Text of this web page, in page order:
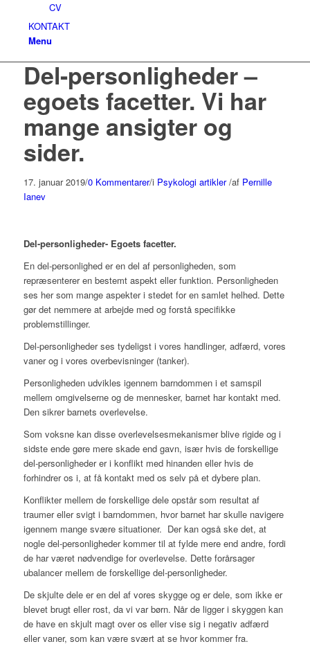
CV
KONTAKT
Menu
Del-personligheder –
egoets facetter. Vi har
mange ansigter og
sider.
17. januar 2019/0 Kommentarer/i Psykologi artikler /af Pernille
Ianev
Del-personligheder- Egoets facetter.
En del-personlighed er en del af personligheden, som
repræsenterer en bestemt aspekt eller funktion. Personligheden
ses her som mange aspekter i stedet for en samlet helhed. Dette
gør det nemmere at arbejde med og forstå specifikke
problemstillinger.
Del-personligheder ses tydeligst i vores handlinger, adfærd, vores
vaner og i vores overbevisninger (tanker).
Personligheden udvikles igennem barndommeni et samspil
mellem omgivelserne og de mennesker, barnet har kontakt med.
Den sikrer barnets overlevelse.
Som voksne kan disse overlevelsesmekanismer blive rigide og i
sidste ende gøre mere skade end gavn, især hvis de forskellige
del-personligheder er i konflikt med hinanden eller hvis de
forhindrer os i, at få kontakt med os selv på et dybere plan.
Konfliktermellem de forskellige dele opstår som resultat af
traumer eller svigt i barndommen, hvor barnet har skulle navigere
igennem mange svære situationer. Der kan også ske det, at
nogle del-personligheder kommer til at fylde mere end andre, fordi
de har været nødvendige for overlevelse. Dette forårsager
ubalancermellem de forskellige del-personligheder.
De skjulte deleer en del af vores skyggeog er dele, som ikke er
blevet brugt eller rost, da vi var børn. Når de ligger i skyggen kan
de have en skjult magt over os eller vise sig i negativ adfærd
eller vaner, som kan være svært at se hvor kommer fra.